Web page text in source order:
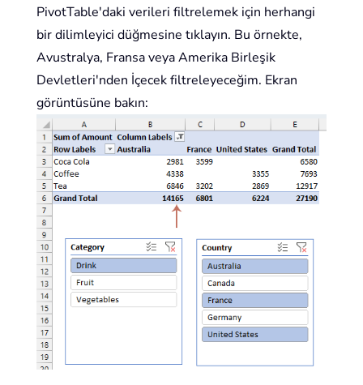
PivotTable'daki verileri filtrelemek için herhangi
bir dilimleyici düğmesine tıklayın. Bu örnekte,
Avustralya, Fransa veya Amerika Birleşik
Devletleri'nden İçecek filtreleyeceğim. Ekran
görüntüsüne bakın: